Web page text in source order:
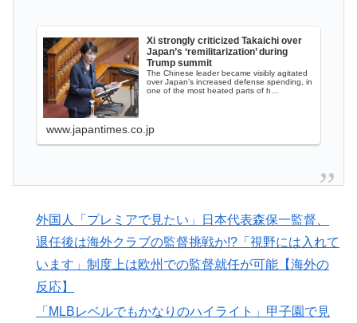
韓国の反応
【MLB】菅野智之は指標的には運がいいだけの選手だけ
ど実際はどう思う？ → 「ランナーを背負った時の投球
が神がかっている」「日本にいた時からこんなスタイル
だぞ」
私が作った餃子ラーメンを見てくれ←「見事だ」（海外
▶ 日本のお盆をダブル台風直撃か？←「タイミング悪すぎ
▶ 海外「日本人は何に使ってるんだ？」 世界的ブームの
日本の食品、買ってみたものの使い道が分からない外国
人が続出
▶ 海外「日本人は何に使ってるんだ？」 世界的ブームの
日本の食品、買ってみたものの使い道が分からない外国
Xi strongly criticized Takaichi over
Japan’s ‘remilitarization’ during
Trump summit
The Chinese leader became visibly agitated
over Japan’s increased defense spending, in
one of the most heated parts of h…
www.japantimes.co.jp
外国人「プレミアで見たい」日本代表森保一監督、
退任後は海外クラブの監督挑戦か!?「視野には入れて
います」制度上は欧州での監督就任が可能【海外の
反応】
「MLBレベルでもかなりのハイライト」甲子園で見